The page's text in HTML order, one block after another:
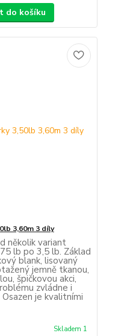
do košíku
3,60m 3 díly
několik variant
lb po 3,5 lb. Základ
blank, lisovaný
jemně tkanou,
špičkovou akci,
zvládne i
je kvalitními
Skladem 1